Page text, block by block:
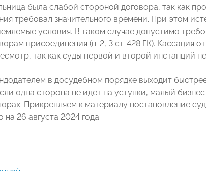
была слабой стороной договора, так как
требовал значительного времени. При этом
условия. В таком случае допустимо
присоединения (п. 2, 3 ст. 428 ГК). Кассация
так как суды первой и второй инстанций
в досудебном порядке выходит
одна сторона не идет на уступки, малый
Прикрепляем к материалу постановление
26 августа 2024 года.